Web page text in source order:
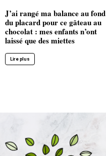
J’ai rangé ma balance au fond
du placard pour ce gâteau au
chocolat : mes enfants n’ont
laissé que des miettes
Lire plus